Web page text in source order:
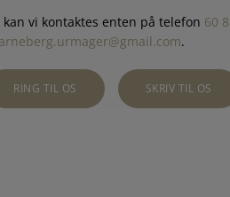
kan vi kontaktes enten på telefon 60
.
RING TIL OS SKRIV TIL OS